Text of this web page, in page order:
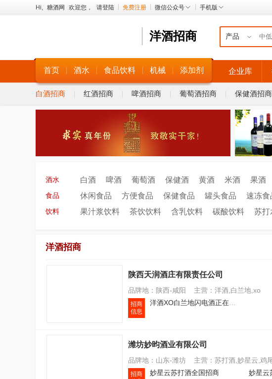
Hi, 糖酒网 欢迎您， 请登陆 免费注册 微信公众号 手机版
洋酒招商
首页 酒水 食品饮料 机械 添加剂 企业库
白酒招商 红酒招商 啤酒招商 葡萄酒招商 保健酒招商
酒水 白酒 啤酒 葡萄酒 保健酒 黄酒 米酒 果酒
食品 休闲食品 方便食品 保健食品 罐头食品 速冻食
饮料 果汁浆饮料 茶饮饮料 含乳饮料 碳酸饮料 苏打
洋酒招商
陕西天润酒庄有限责任公司
品牌地：陕西-咸阳 主营：洋酒,白兰地,xo
招商
信息
潍坊妙昀酒业有限公司
品牌地：山东-潍坊 主营：苏打酒,妙星云,鸡
招商
妙星云苏打酒全国招商
妙星云